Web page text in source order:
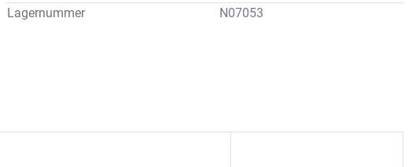
Lagernummer
N07053